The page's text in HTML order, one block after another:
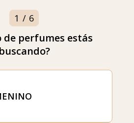
1 / 6
de perfumes estás
buscando?